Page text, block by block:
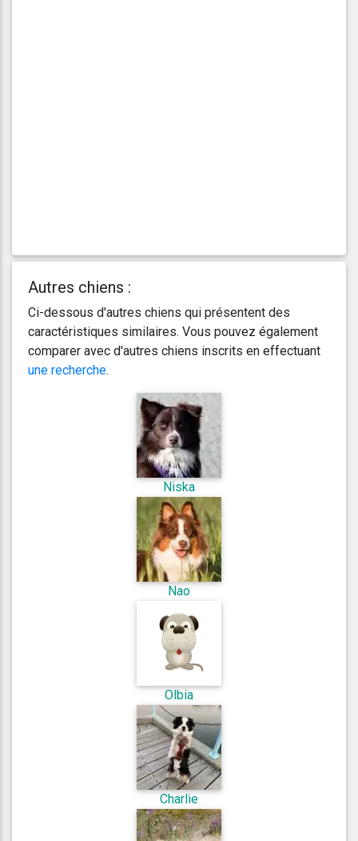
Autres chiens :
Ci-dessous d'autres chiens qui présentent des
caractéristiques similaires. Vous pouvez également
comparer avec d'autres chiens inscrits en effectuant
une recherche.
Niska
Nao
Olbia
Charlie